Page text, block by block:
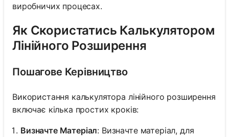
виробничих процесах.
Як Скористатись Калькулятором
Лінійного Розширення
Пошагове Керівництво
Використання калькулятора лінійного розширення
включає кілька простих кроків:
Визначте Матеріал: Визначте матеріал, для